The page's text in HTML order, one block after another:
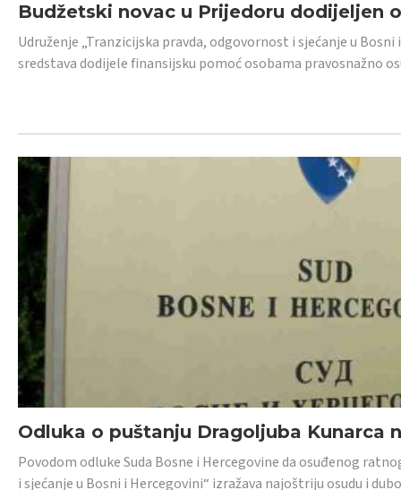
Budžetski novac u Prijedoru dodijeljen
Udruženje „Tranzicijska pravda, odgovornost i sjećanje u
sredstava dodijele finansijsku pomoć osobama pravosnažno
Odluka o puštanju Dragoljuba Kunarca
Povodom odluke Suda Bosne i Hercegovine da osuđenog
i sjećanje u Bosni i Hercegovini“ izražava najoštriju osudu i